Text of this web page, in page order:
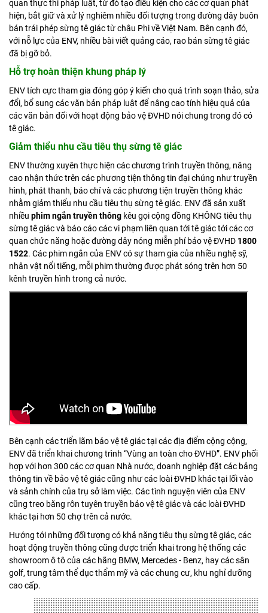
quan thực thi pháp luật, từ đó tạo điều kiện cho các cơ quan phát
hiện, bắt giữ và xử lý nghiêm nhiều đối tượng trong đường dây buôn
bán trái phép sừng tê giác từ châu Phi về Việt Nam. Bên cạnh đó,
với nỗ lực của ENV, nhiều bài viết quảng cáo, rao bán sừng tê giác
đã bị gỡ bỏ.
Hỗ trợ hoàn thiện khung pháp lý
ENV tích cực tham gia đóng góp ý kiến cho quá trình soạn thảo, sửa
đổi, bổ sung các văn bản pháp luật để nâng cao tính hiệu quả của
các văn bản đối với hoạt động bảo vệ ĐVHD nói chung trong đó có
tê giác.
Giảm thiểu nhu cầu tiêu thụ sừng tê giác
ENV thường xuyên thực hiện các chương trình truyền thông, nâng
cao nhận thức trên các phương tiện thông tin đại chúng như truyền
hình, phát thanh, báo chí và các phương tiện truyền thông khác
nhằm giảm thiểu nhu cầu tiêu thụ sừng tê giác. ENV đã sản xuất
nhiều phim ngắn truyền thông kêu gọi cộng đồng KHÔNG tiêu thụ
sừng tê giác và báo cáo các vi phạm liên quan tới tê giác tới các cơ
quan chức năng hoặc đường dây nóng miễn phí bảo vệ ĐVHD 1800
1522. Các phim ngắn của ENV có sự tham gia của nhiều nghệ sỹ,
nhân vật nổi tiếng, mỗi phim thường được phát sóng trên hơn 50
kênh truyền hình trong cả nước.
Bên cạnh các triển lãm bảo vệ tê giác tại các địa điểm cộng cộng,
ENV đã triển khai chương trình “Vùng an toàn cho ĐVHD”. ENV phối
hợp với hơn 300 các cơ quan Nhà nước, doanh nghiệp đặt các bảng
thông tin về bảo vệ tê giác cũng như các loài ĐVHD khác tại lối vào
và sảnh chính của trụ sở làm việc. Các tình nguyện viên của ENV
cũng treo băng rôn tuyên truyền bảo vệ tê giác và các loài ĐVHD
khác tại hơn 50 chợ trên cả nước.
Hướng tới những đối tượng có khả năng tiêu thụ sừng tê giác, các
hoạt động truyền thông cũng được triển khai trong hệ thống các
showroom ô tô của các hãng BMW, Mercedes - Benz, hay các sân
golf, trung tâm thể dục thẩm mỹ và các chung cư, khu nghỉ dưỡng
cao cấp.